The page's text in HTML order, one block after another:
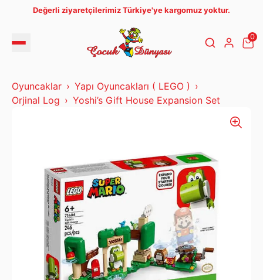
Değerli ziyaretçilerimiz Türkiye'ye kargomuz yoktur.
0
Oyuncaklar
Yapı Oyuncakları ( LEGO )
Orjinal Log
Yoshi’s Gift House Expansion Set